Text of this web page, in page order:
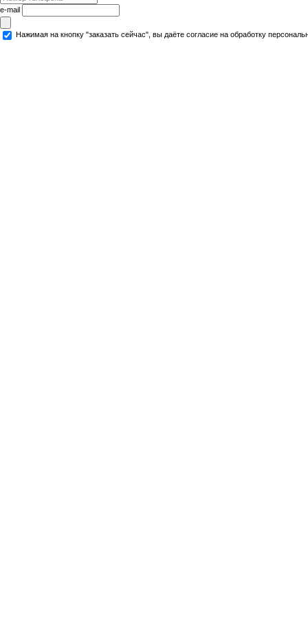
e-mail
Нажимая на кнопку "заказать сейчас", вы даёте согласие на обработку